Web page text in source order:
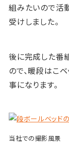
組みたいので活
受けしました。
後に完成した番
ので、暖段はこ
事になります。
当社での撮影風景